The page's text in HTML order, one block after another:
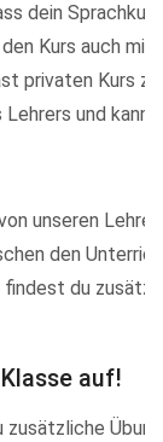
dein
Kurs auch
privaten Kurs
und
unseren
den
du
auf!